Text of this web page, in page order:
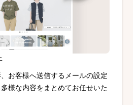
お客様へ送信するメールの設定
様な内容をまとめてお任せいた